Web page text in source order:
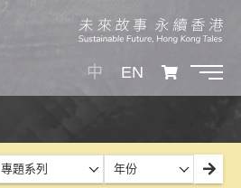
中 EN
專題系列 年份